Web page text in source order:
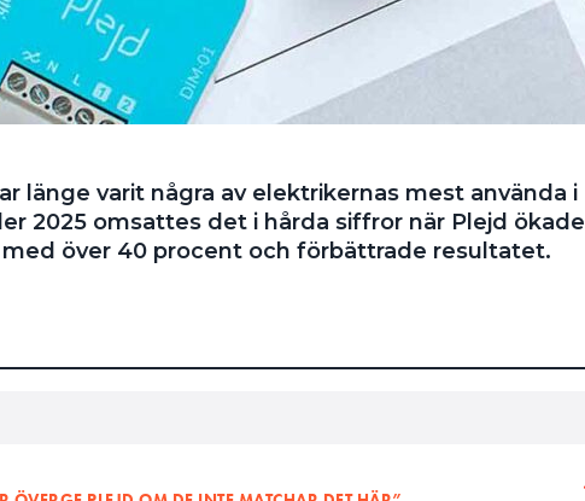
länge varit några av elektrikernas mest använda i
2025 omsattes det i hårda siffror när Plejd ökade
över 40 procent och förbättrade resultatet.